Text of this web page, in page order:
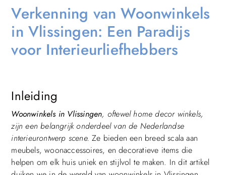
Verkenning van Woonwinkels
in Vlissingen: Een Paradijs
voor Interieurliefhebbers
Inleiding
Woonwinkels in Vlissingen, oftewel home decor winkels,
zijn een belangrijk onderdeel van de Nederlandse
interieurontwerp scene.Ze bieden een breed scala aan
meubels, woonaccessoires, en decoratieve items die
helpen om elk huis uniek en stijlvol te maken. In dit artikel